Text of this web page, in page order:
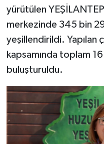
yürütülen
merkezinde 345 bin
yeşillendirildi. Yapılan
kapsamında toplam
buluşturuldu.